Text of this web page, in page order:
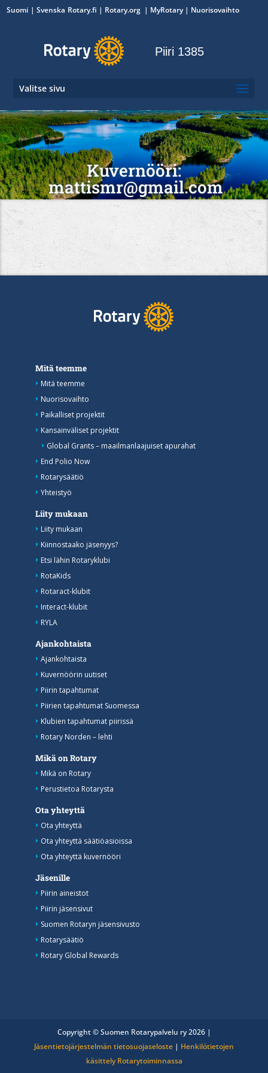
Suomi Svenska Rotary.fi | Rotary.org | MyRotary| Nuorisovaihto
Piiri 1385
Valitse sivu
Kuvernööri:
mattismr@gmail.com
Mitä teemme
Mitä teemme
Nuorisovaihto
Paikalliset projektit
Kansainväliset projektit
Global Grants – maailmanlaajuiset apurahat
End Polio Now
Rotarysäätiö
Yhteistyö
Liity mukaan
Liity mukaan
Kiinnostaako jäsenyys?
Etsi lähin Rotaryklubi
RotaKids
Rotaract-klubit
Interact-klubit
RYLA
Ajankohtaista
Ajankohtaista
Kuvernöörin uutiset
Piirin tapahtumat
Piirien tapahtumat Suomessa
Klubien tapahtumat piirissä
Rotary Norden – lehti
Mikä on Rotary
Mikä on Rotary
Perustietoa Rotarysta
Ota yhteyttä
Ota yhteyttä
Ota yhteyttä säätiöasioissa
Ota yhteyttä kuvernööri
Jäsenille
Piirin aineistot
Piirin jäsensivut
Suomen Rotaryn jäsensivusto
Rotarysäätiö
Rotary Global Rewards
Copyright © Suomen Rotarypalvelu ry 2026 |
Jäsentietojärjestelmän tietosuojaseloste | Henkilötietojen
käsittely Rotarytoiminnassa